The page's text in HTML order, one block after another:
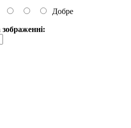
Добре